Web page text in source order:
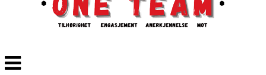
Veksle
navigasjon